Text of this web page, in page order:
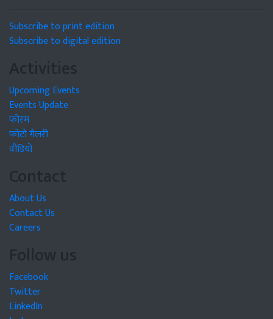
Subscribe to print edition
Subscribe to digital edition
Activities
Upcoming Events
Events Update
फोरम
फोटो गैलरी
वीडियो
Contact
About Us
Contact Us
Careers
Follow us
Facebook
Twitter
LinkedIn